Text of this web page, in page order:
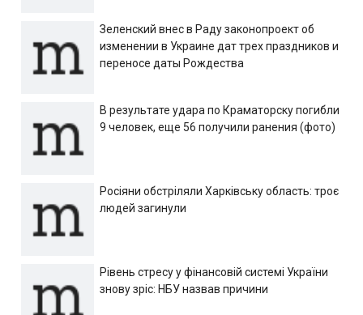
Зеленский внес в Раду законопроект об
изменении в Украине дат трех праздников и
переносе даты Рождества
В результате удара по Краматорску погибли
9 человек, еще 56 получили ранения (фото)
Росіяни обстріляли Харківську область: троє
людей загинули
Рівень стресу у фінансовій системі України
знову зріс: НБУ назвав причини